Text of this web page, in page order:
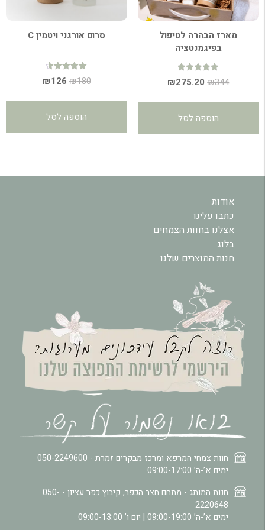
מארז הבהרה לטיפול
בפיגמנטציה
דורג
5.00 ₪344
המחיר
₪344.
₪275.20
המחיר
הוספה לסל
סרום אורגני ויטמין C
דורג
4.64
₪180
המחיר
₪180.
₪126
הוספה לסל
חוות צמחי המרפא ומרכז מבקרים זמרת - 050-2249600
ימים א’-ה’ 09:00-17:00
חנות המותג - מתחם חצר הכפר, קיבוץ כפר עציון - 050-
2220648
ימים א’-ה’ 09:00-19:00 | יום ו’ 09:00-13:00
אודות
כתבו עלינו
אצלנו בחוות הצמחים
בלוג
חנות המוצרים שלנו